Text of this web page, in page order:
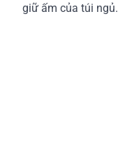
giữ ấm của túi ngủ.